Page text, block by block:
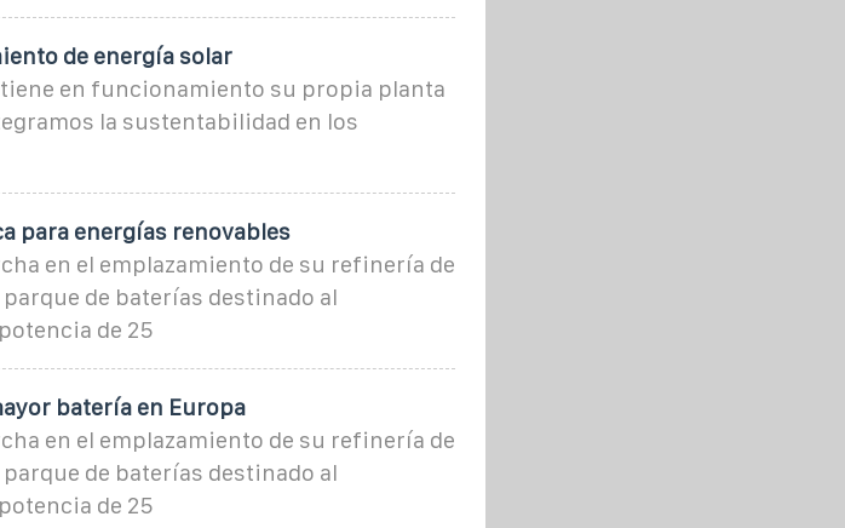
de energía solar
en funcionamiento su propia planta
la sustentabilidad en los
para energías renovables
en el emplazamiento de su refinería de
de baterías destinado al
de 25
batería en Europa
en el emplazamiento de su refinería de
de baterías destinado al
de 25